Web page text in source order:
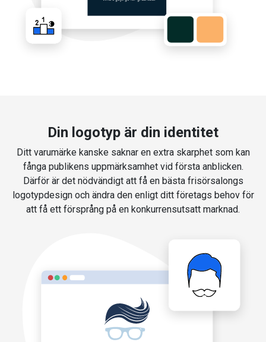
Din logotyp är din identitet
Ditt varumärke kanske saknar en extra skarphet som kan
fånga publikens uppmärksamhet vid första anblicken.
Därför är det nödvändigt att få en bästa frisörsalongs
logotypdesign och ändra den enligt ditt företags behov för
att få ett försprång på en konkurrensutsatt marknad.